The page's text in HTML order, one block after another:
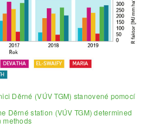
Děrné (VÚV TGM) stanovené pomocí
Děrné station (VÚV TGM) determined
methods